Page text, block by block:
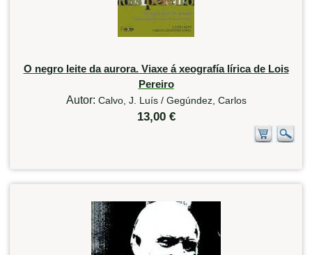
O negro leite da aurora. Viaxe á xeografía lírica de Lois
Pereiro
Autor: Calvo, J. Luís / Gegúndez, Carlos
13,00 €